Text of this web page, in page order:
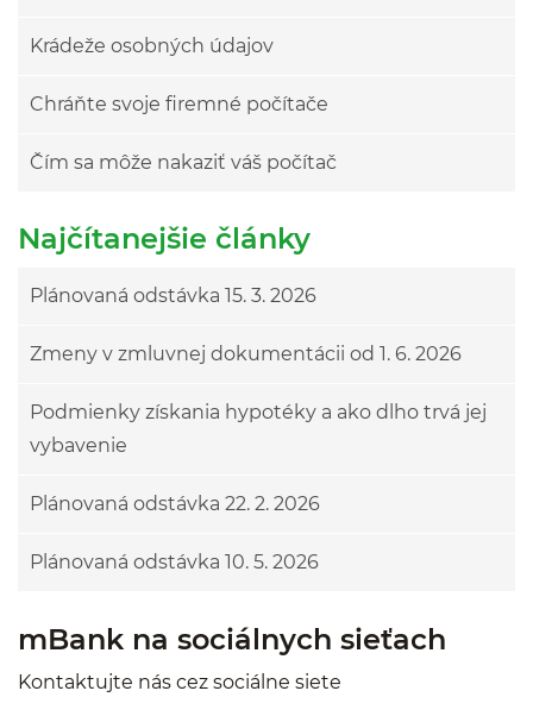
Krádeže osobných údajov
Chráňte svoje firemné počítače
Čím sa môže nakaziť váš počítač
Najčítanejšie články
Plánovaná odstávka 15. 3. 2026
Zmeny v zmluvnej dokumentácii od 1. 6. 2026
Podmienky získania hypotéky a ako dlho trvá jej
vybavenie
Plánovaná odstávka 22. 2. 2026
Plánovaná odstávka 10. 5. 2026
mBank na sociálnych sieťach
Kontaktujte nás cez sociálne siete